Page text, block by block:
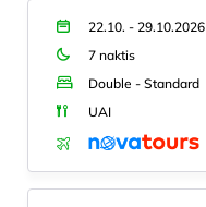
22.10. - 29.10.2026
7 naktis
Double - Standard
UAI